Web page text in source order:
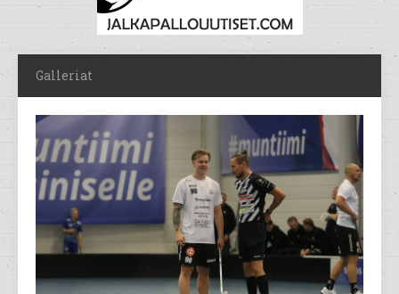
Galleriat